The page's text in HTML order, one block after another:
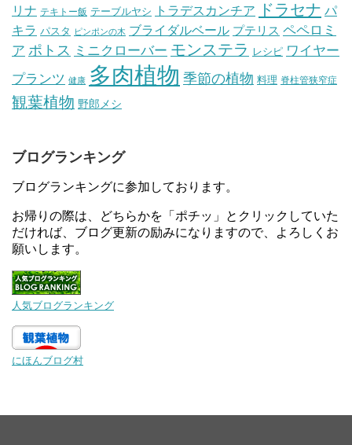
リナ テキトー飯 テーブルヤシ トラデスカンチア ドラセナ パ
キラ パスタ ピンポンの木 ブライダルベール プテリス ペペロミ
ア ポトス ミニクローバー モンステラ レシピ ワイヤー
プランツ 健康 多肉植物 季節の植物 料理 脊柱管狭窄症
観葉植物 野郎メシ
ブログランキング
ブログランキングに参加しております。
お帰りの際は、どちらかを「ポチッ」とクリックしていた
だければ、ブログ更新の励みになりますので、よろしくお
願いします。
人気ブログランキング
にほんブログ村